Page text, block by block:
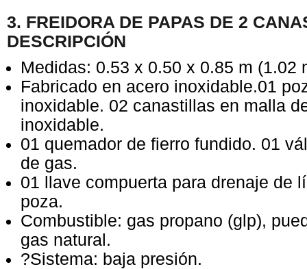
3. FREIDORA DE PAPAS DE 2
DESCRIPCIÓN
Medidas: 0.53 x 0.50 x 0.85 m (1.02
Fabricado en acero inoxidable.01
inoxidable. 02 canastillas en malla
inoxidable.
01 quemador de fierro fundido. 01
de gas.
01 llave compuerta para drenaje de
poza.
Combustible: gas propano (glp),
gas natural.
?Sistema: baja presión.